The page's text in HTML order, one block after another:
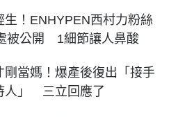
生！ENHYPEN西村力粉絲
被公開 1細節讓人鼻酸
剛當媽！爆產後復出「接手
人」 三立回應了